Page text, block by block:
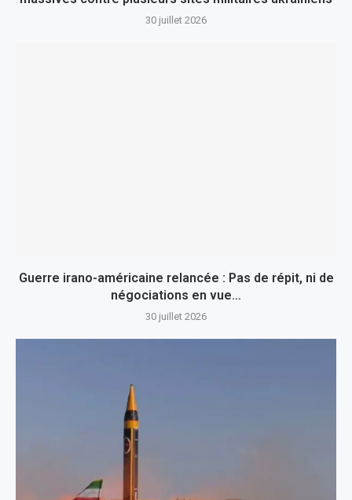
30 juillet 2026
Guerre irano-américaine relancée : Pas de répit, ni de
négociations en vue…
30 juillet 2026